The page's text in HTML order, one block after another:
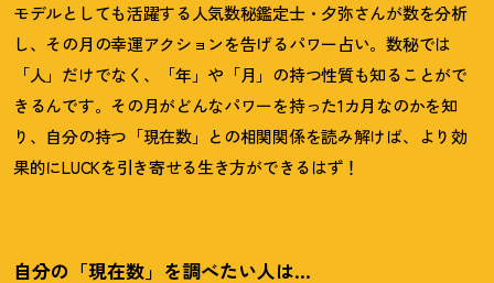
モデルとしても活躍する人気数秘鑑定士・夕弥さんが数を分析
し、その月の幸運アクションを告げるパワー占い。数秘では
「人」だけでなく、「年」や「月」の持つ性質も知ることがで
きるんです。その月がどんなパワーを持った1カ月なのかを知
り、自分の持つ「現在数」との相関関係を読み解けば、より効
果的にLUCKを引き寄せる生き方ができるはず ！
自分の「現在数」を調べたい人は…